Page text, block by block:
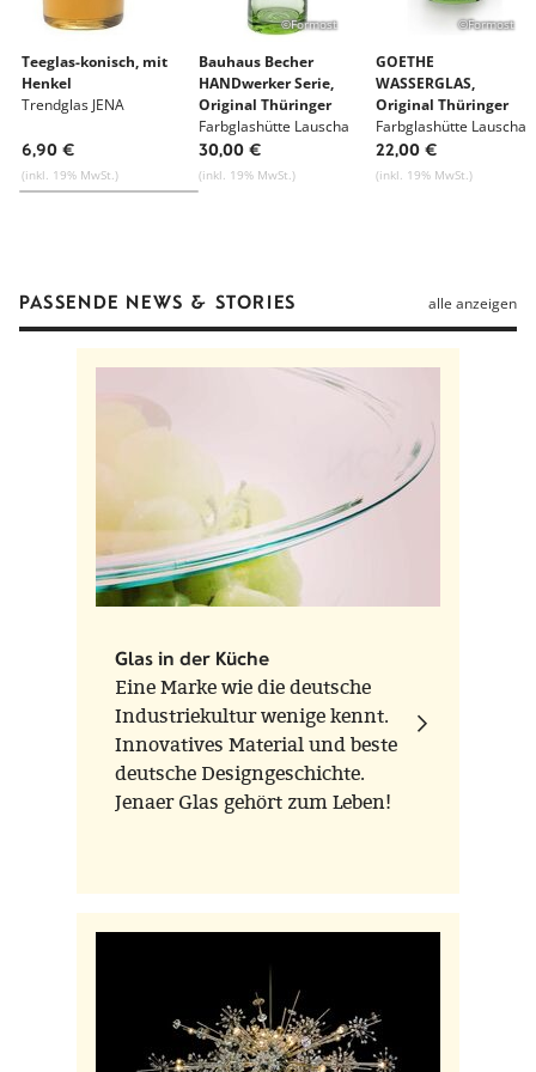
Herstellungsort Jena, Deutschland
Mehr zu Werkdesign
Alle Waren von Werkdesign
Teeglas-konisch, mit
Henkel
Trendglas JENA
6,90 €
(inkl. 19% MwSt.)
©Formost
Bauhaus Becher
HANDwerker Serie,
Original Thüringer
Waldglas
Farbglashütte Lauscha
30,00 €
(inkl. 19% MwSt.)
©Formost
GOETHE
WASSERGLAS,
Original Thüringer
Waldglas
Farbglashütte Lauscha
22,00 €
(inkl. 19% MwSt.)
PASSENDE NEWS & STORIES alle anzeigen
Glas in der Küche
Eine Marke wie die deutsche
Industriekultur wenige kennt.
Innovatives Material und beste
deutsche Designgeschichte.
Jenaer Glas gehört zum Leben!